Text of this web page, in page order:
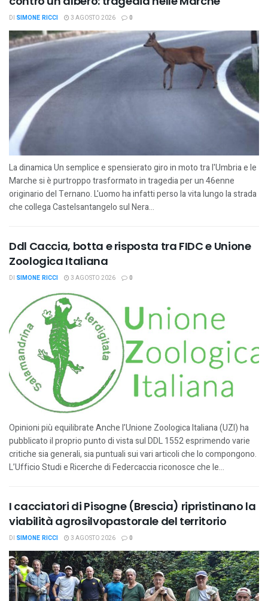
DI SIMONE RICCI 3 AGOSTO 2026 0
La dinamica Un semplice e spensierato giro in moto tra l'Umbria e le
Marche si è purtroppo trasformato in tragedia per un 46enne
originario del Ternano. L'uomo ha infatti perso la vita lungo la strada
che collega Castelsantangelo sul Nera...
Ddl Caccia, botta e risposta tra FIDC e Unione
Zoologica Italiana
DI SIMONE RICCI 3 AGOSTO 2026 0
Opinioni più equilibrate Anche l’Unione Zoologica Italiana (UZI) ha
pubblicato il proprio punto di vista sul DDL 1552 esprimendo varie
critiche sia generali, sia puntuali sui vari articoli che lo compongono.
L’Ufficio Studi e Ricerche di Federcaccia riconosce che le...
I cacciatori di Pisogne (Brescia) ripristinano la
viabilità agrosilvopastorale del territorio
DI SIMONE RICCI 3 AGOSTO 2026 0